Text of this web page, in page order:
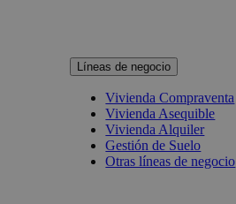
Líneas de negocio
Vivienda Compraventa
Vivienda Asequible
Vivienda Alquiler
Gestión de Suelo
Otras líneas de negocio